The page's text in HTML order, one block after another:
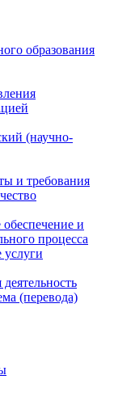
образования
(научно-
и требования
и
процесса
услуги
(перевода)